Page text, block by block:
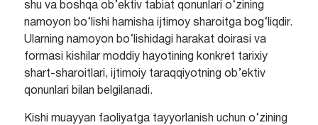
shu va boshqa ob’ektiv tabiat qonunlari o‘zining
namoyon bo‘lishi hamisha ijtimoy sharoitga bog‘liqdir.
Ularning namoyon bo‘lishidagi harakat doirasi va
formasi kishilar moddiy hayotining konkret tarixiy
shart-sharoitlari, ijtimoiy taraqqiyotning ob’ektiv
qonunlari bilan belgilanadi.
Kishi muayyan faoliyatga tayyorlanish uchun o‘zining